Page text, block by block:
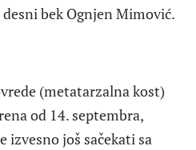
bek Ognjen Mimović.
(metatarzalna kost)
od 14. septembra,
izvesno još sačekati sa